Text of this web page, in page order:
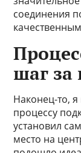
соединения
шаг
Наконец-то,
процессу
установил
место на